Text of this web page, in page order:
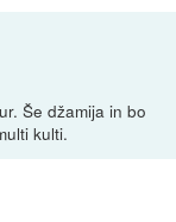
Še džamija in bo
kulti.